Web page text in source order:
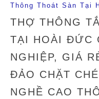
Thông Thoát Sàn Tại
THỢ THÔNG
TẠI HOÀI ĐỨC
NGHIỆP, GIÁ
ĐẢO CHẶT
NGHỀ CAO